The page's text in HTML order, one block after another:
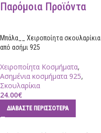
Παρόμοια Προϊόντα
Μπάλα__ Χειροποίητα σκουλαρίκια
από ασήμι 925
Χειροποίητα Κοσμήματα,
Ασημένια κοσμήματα 925,
Σκουλαρίκια
24.00€
ΔΙΑΒΆΣΤΕ ΠΕΡΙΣΣΌΤΕΡΑ